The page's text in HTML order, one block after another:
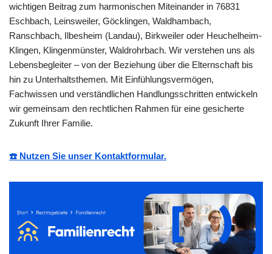
wichtigen Beitrag zum harmonischen Miteinander in 76831
Eschbach, Leinsweiler, Göcklingen, Waldhambach,
Ranschbach, Ilbesheim (Landau), Birkweiler oder Heuchelheim-
Klingen, Klingenmünster, Waldrohrbach. Wir verstehen uns als
Lebensbegleiter – von der Beziehung über die Elternschaft bis
hin zu Unterhaltsthemen. Mit Einfühlungsvermögen,
Fachwissen und verständlichen Handlungsschritten entwickeln
wir gemeinsam den rechtlichen Rahmen für eine gesicherte
Zukunft Ihrer Familie.
☎️ Nutzen Sie unser Kontaktformular.